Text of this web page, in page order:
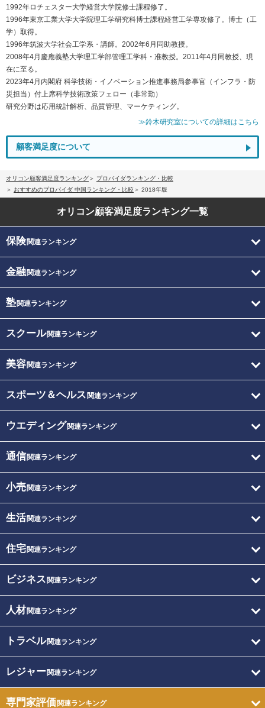
1992年ロチェスター大学経営大学院修士課程修了。
1996年東京工業大学大学院理工学研究科博士課程経営工学専攻修了。博士（工
学）取得。
1996年筑波大学社会工学系・講師。2002年6月同助教授。
2008年4月慶應義塾大学理工学部管理工学科・准教授。2011年4月同教授、現
在に至る。
2023年4月内閣府 科学技術・イノベーション推進事務局参事官（インフラ・防
災担当）付上席科学技術政策フェロー（非常勤）
研究分野は応用統計解析、品質管理、マーケティング。
≫鈴木研究室についての詳細はこちら
顧客満足度について
オリコン顧客満足度ランキング
プロバイダランキング・比較
おすすめのプロバイダ 中国ランキング・比較
2018年版
オリコン顧客満足度ランキング一覧
保険関連ランキング
金融関連ランキング
塾関連ランキング
スクール関連ランキング
美容関連ランキング
スポーツ＆ヘルス 関連ランキング
ウエディング関連ランキング
通信関連ランキング
小売関連ランキング
生活関連ランキング
住宅関連ランキング
ビジネス 関連ランキング
人材関連ランキング
トラベル関連ランキング
レジャー関連ランキング
専門家評価関連ランキング